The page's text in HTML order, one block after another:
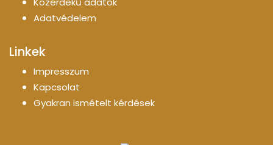
Adatvédelem
Linkek
Impresszum
Kapcsolat
Gyakran ismételt kérdések